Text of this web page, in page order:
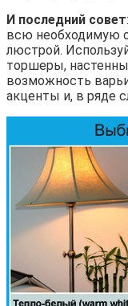
И последний совет
всю необходимую
люстрой.
торшеры,
возможность
акценты и, в ряде